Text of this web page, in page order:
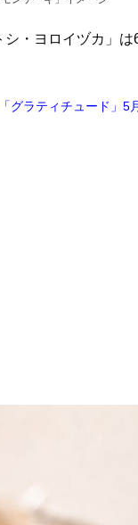
・ヨロイヅカ」
グラティチュード」5